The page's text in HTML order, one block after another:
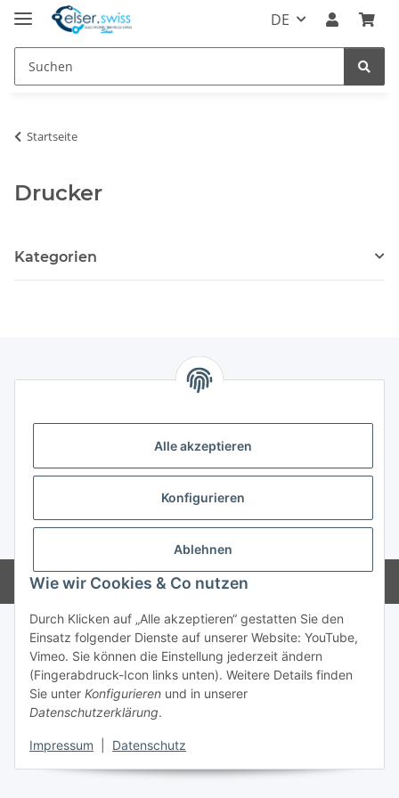
Alle akzeptieren
Konfigurieren
Ablehnen
Wie wir Cookies & Co nutzen
Durch Klicken auf „Alle akzeptieren“ gestatten Sie den
Einsatz folgender Dienste auf unserer Website: YouTube,
Vimeo. Sie können die Einstellung jederzeit ändern
(Fingerabdruck-Icon links unten). Weitere Details finden
Sie unter Konfigurieren und in unserer
Datenschutzerklärung.
Impressum Datenschutz
DE
Startseite
Drucker
Kategorien
Gesetzliche Informationen
Powered byJTL-Shop